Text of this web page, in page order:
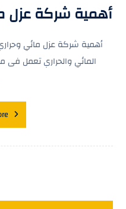
أهمية شركة عزل
أهمية شركة عزل مائي
المائي والحراري تعمل فى